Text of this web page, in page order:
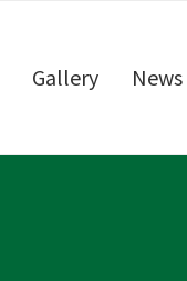
Gallery News